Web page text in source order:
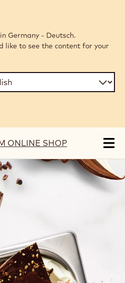
Germany - Deutsch.
like to see the content for your
ONLINE SHOP